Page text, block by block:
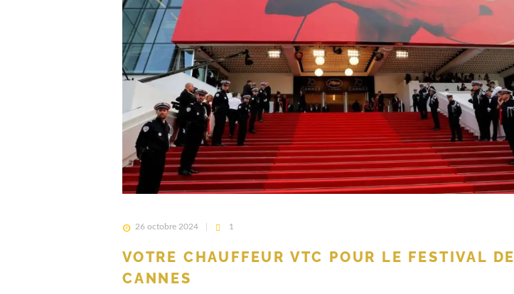
26 octobre 2024 1
VOTRE CHAUFFEUR VTC POUR LE FESTIVAL DE
CANNES